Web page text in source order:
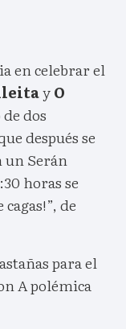
en celebrar el
yO
dos
después se
un Serán
horas se
de
para el
A polémica